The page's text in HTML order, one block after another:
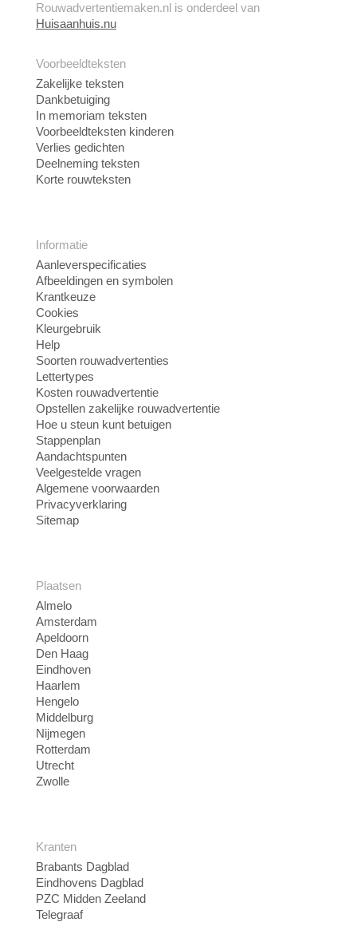
Rouwadvertentiemaken.nl is onderdeel van
Huisaanhuis.nu
Voorbeeldteksten
Zakelijke teksten
Dankbetuiging
In memoriam teksten
Voorbeeldteksten kinderen
Verlies gedichten
Deelneming teksten
Korte rouwteksten
Informatie
Aanleverspecificaties
Afbeeldingen en symbolen
Krantkeuze
Cookies
Kleurgebruik
Help
Soorten rouwadvertenties
Lettertypes
Kosten rouwadvertentie
Opstellen zakelijke rouwadvertentie
Hoe u steun kunt betuigen
Stappenplan
Aandachtspunten
Veelgestelde vragen
Algemene voorwaarden
Privacyverklaring
Sitemap
Plaatsen
Almelo
Amsterdam
Apeldoorn
Den Haag
Eindhoven
Haarlem
Hengelo
Middelburg
Nijmegen
Rotterdam
Utrecht
Zwolle
Kranten
Brabants Dagblad
Eindhovens Dagblad
PZC Midden Zeeland
Telegraaf